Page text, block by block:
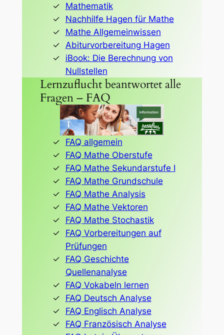
Mathematik
Nachhilfe Hagen für Mathe
Mathe Allgemeinwissen
Abiturvorbereitung Hagen
iBook: Die Berechnung von
Nullstellen
Lernzuflucht beantwortet alle
Fragen – FAQ
FAQ allgemein
FAQ Mathe Oberstufe
FAQ Mathe Sekundarstufe I
FAQ Mathe Grundschule
FAQ Mathe Analysis
FAQ Mathe Vektoren
FAQ Mathe Stochastik
FAQ Vorbereitungen auf
Prüfungen
FAQ Geschichte
Quellenanalyse
FAQ Vokabeln lernen
FAQ Deutsch Analyse
FAQ Englisch Analyse
FAQ Französisch Analyse